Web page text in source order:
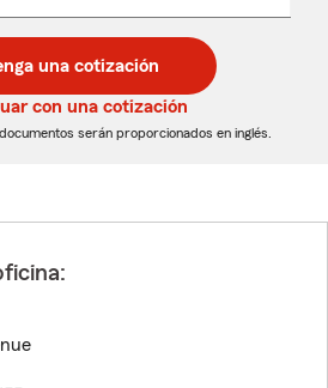
una cotización
con una cotización
serán proporcionados en inglés.